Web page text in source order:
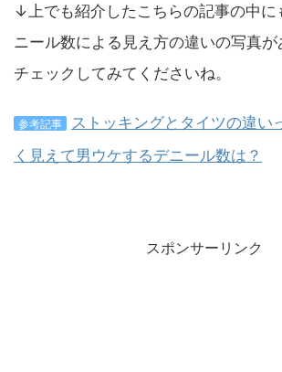
↓上でも紹介したこちらの記事の中に
ニール数による見え方の違いの写真が
チェックしてみてくださいね。
参考記事
ストッキングとタイツの違い
く見えて男ウケするデニール数は？
スポンサーリンク